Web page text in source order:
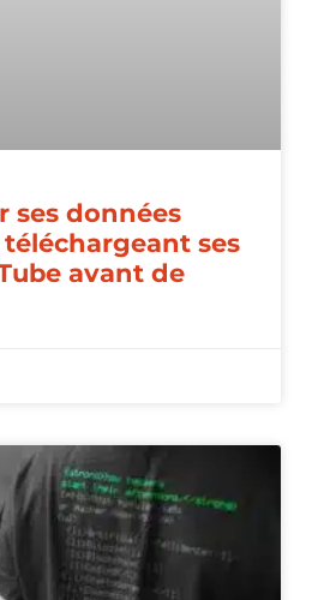
ses données
ses
avant de